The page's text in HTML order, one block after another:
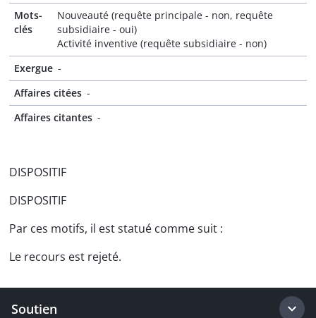
Mots-
clés
Nouveauté (requête principale - non, requête
subsidiaire - oui)
Activité inventive (requête subsidiaire - non)
Exergue -
Affaires citées -
Affaires citantes -
DISPOSITIF
DISPOSITIF
Par ces motifs, il est statué comme suit :
Le recours est rejeté.
Soutien